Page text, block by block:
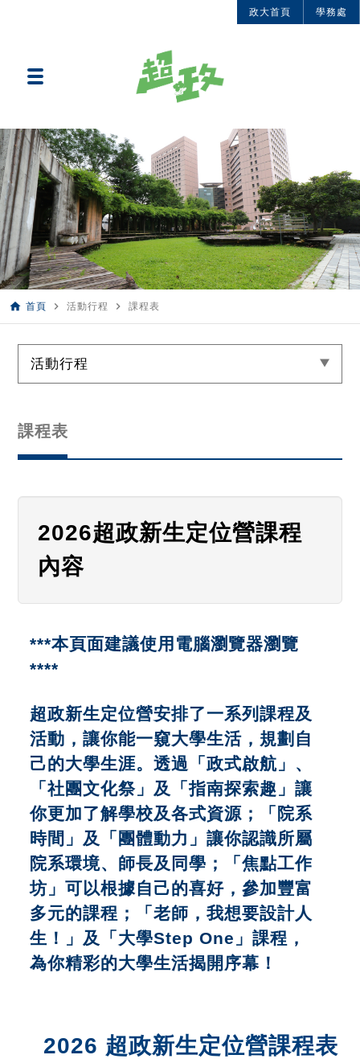
政大首頁 學務處
home 首頁 navigate_next 活動行程 navigate_next 課程表
活動行程
課程表
2026超政新生定位營課程
內容
***本頁面建議使用電腦瀏覽器瀏覽
****
超政新生定位營安排了一系列課程及
活動，讓你能一窺大學生活，規劃自
己的大學生涯。透過「政式啟航」、
「社團文化祭」及「指南探索趣」讓
你更加了解學校及各式資源；「院系
時間」及「團體動力」讓你認識所屬
院系環境、師長及同學；「焦點工作
坊」可以根據自己的喜好，參加豐富
多元的課程；「老師，我想要設計人
生！
」及「大學Step One」課程，
為你精彩的大學生活揭開序幕！
2026 超政新生定位營課程表